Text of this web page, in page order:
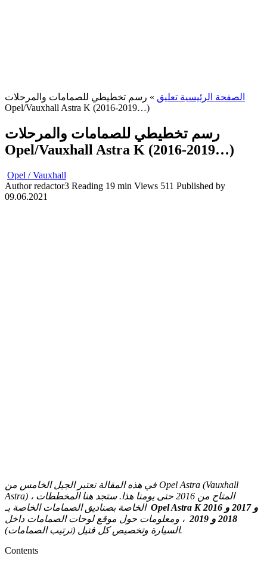
الصفحة الرئيسية تعليق » رسم تخطيطي للصمامات والمرحلات
Opel/Vauxhall Astra K (2016-2019…)
رسم تخطيطي للصمامات والمرحلات
Opel/Vauxhall Astra K (2016-2019…)
Opel / Vauxhall
Author redactor3 Reading 19 min Views 511 Published by
09.06.2021
في هذه المقالة نعتبر الجيل الخامس من Opel Astra (Vauxhall
Astra) ، المتاح من 2016 حتى يومنا هذا.
ستجد هنا المخططات
الخاصة بصناديق الصمامات الخاصة بـ Opel Astra K 2016 و 2017 و
2018 و 2019
، ومعلومات حول موقع لوحات الصمامات داخل
السيارة وتخصيص كل فتيل (ترتيب الصمامات).
Contents